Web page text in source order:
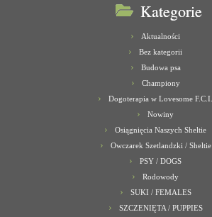
Kategorie
Aktualności
Bez kategorii
Budowa psa
Championy
Dogoterapia w Lovesome F.C.I.
Nowiny
Osiągnięcia Naszych Sheltie
Owczarek Szetlandzki / Sheltie
PSY / DOGS
Rodowody
SUKI / FEMALES
SZCZENIĘTA / PUPPIES